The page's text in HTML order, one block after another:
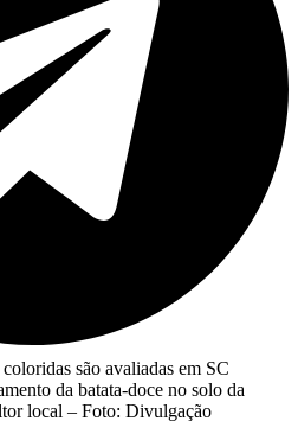
da batata-doce no solo da
local – Foto: Divulgação